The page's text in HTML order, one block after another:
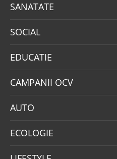
SANATATE
SOCIAL
EDUCATIE
CAMPANII OCV
AUTO
ECOLOGIE